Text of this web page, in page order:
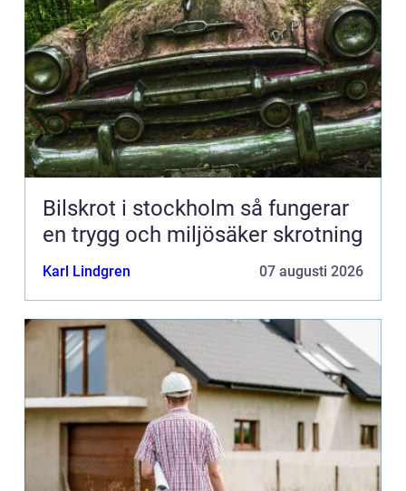
Bilskrot i stockholm så fungerar
en trygg och miljösäker skrotning
Karl Lindgren 07 augusti 2026